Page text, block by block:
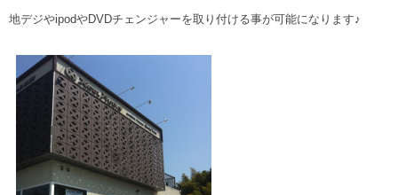
地デジやipodやDVDチェンジャーを取り付ける事が可能になります♪